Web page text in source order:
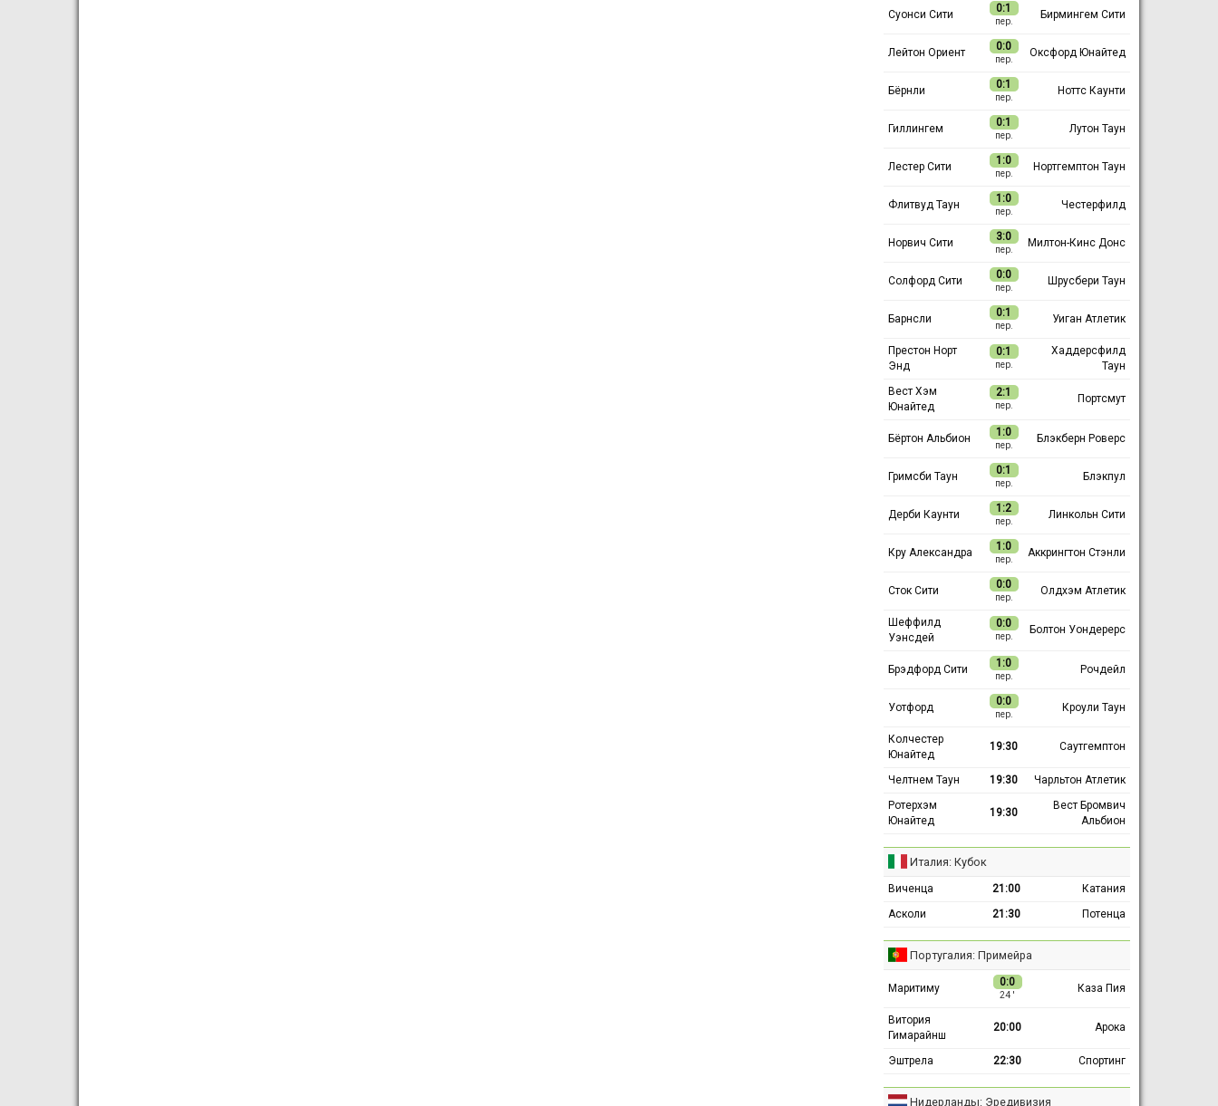
Суонси Сити 0:1
пер.
Бирмингем Сити
Лейтон Ориент 0:0
пер.
Оксфорд Юнайтед
Бёрнли 0:1
пер.
Ноттс Каунти
Гиллингем 0:1
пер.
Лутон Таун
Лестер Сити 1:0
пер.
Нортгемптон Таун
Флитвуд Таун 1:0
пер.
Честерфилд
Норвич Сити 3:0
пер.
Милтон-Кинс Донс
Солфорд Сити 0:0
пер.
Шрусбери Таун
Барнсли 0:1
пер.
Уиган Атлетик
Престон Норт
Энд
0:1
пер.
Хаддерсфилд
Таун
Вест Хэм
Юнайтед
2:1
пер.
Портсмут
Бёртон Альбион 1:0
пер.
Блэкберн Роверс
Гримсби Таун 0:1
пер.
Блэкпул
Дерби Каунти 1:2
пер.
Линкольн Сити
Кру Александра 1:0
пер.
Аккрингтон Стэнли
Сток Сити 0:0
пер.
Олдхэм Атлетик
Шеффилд
Уэнсдей
0:0
пер.
Болтон Уондерерс
Брэдфорд Сити 1:0
пер.
Рочдейл
Уотфорд 0:0
пер.
Кроули Таун
Колчестер
Юнайтед
19:30 Саутгемптон
Челтнем Таун 19:30
Чарльтон Атлетик
Ротерхэм
Юнайтед
19:30
Вест Бромвич
Альбион
Италия: Кубок
Виченца 21:00
Катания
Асколи
21:30 Потенца
Португалия: Примейра
Маритиму 0:0
24 ′
Каза Пия
Витория
Гимарайнш
20:00 Арока
Эштрела 22:30 Спортинг
Нидерланды: Эредивизия